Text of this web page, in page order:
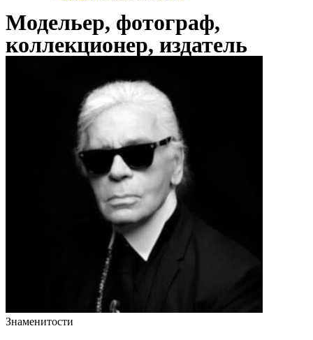
Модельер, фотограф,
коллекционер, издатель
Знаменитости